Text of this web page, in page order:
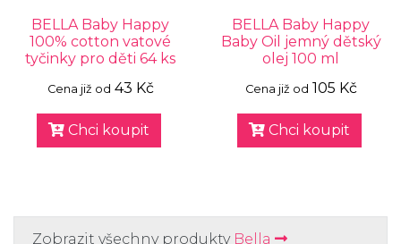
BELLA Baby Happy
100% cotton vatové
tyčinky pro děti 64 ks
Cena již od 43 Kč
Chci koupit
BELLA Baby Happy
Baby Oil jemný dětský
olej 100 ml
Cena již od 105 Kč
Chci koupit
Zobrazit všechny produkty Bella